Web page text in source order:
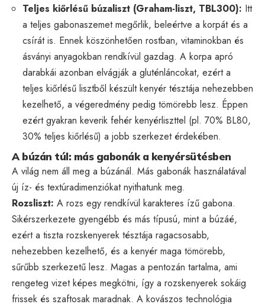
Teljes kiőrlésű búzaliszt (Graham-liszt, TBL300): Itt
a teljes gabonaszemet megőrlik, beleértve a korpát és a
csírát is. Ennek köszönhetően rostban, vitaminokban és
ásványi anyagokban rendkívül gazdag. A korpa apró
darabkái azonban elvágják a gluténláncokat, ezért a
teljes kiőrlésű lisztből készült kenyér tésztája nehezebben
kezelhető, a végeredmény pedig tömörebb lesz. Éppen
ezért gyakran keverik fehér kenyérliszttel (pl. 70% BL80,
30% teljes kiőrlésű) a jobb szerkezet érdekében.
A búzán túl: más gabonák a kenyérsütésben
A világ nem áll meg a búzánál. Más gabonák használatával
új íz- és textúradimenziókat nyithatunk meg.
Rozsliszt: A rozs egy rendkívül karakteres ízű gabona.
Sikérszerkezete gyengébb és más típusú, mint a búzáé,
ezért a tiszta rozskenyerek tésztája ragacsosabb,
nehezebben kezelhető, és a kenyér maga tömörebb,
sűrűbb szerkezetű lesz. Magas a pentozán tartalma, ami
rengeteg vizet képes megkötni, így a rozskenyerek sokáig
frissek és szaftosak maradnak. A kovászos technológia